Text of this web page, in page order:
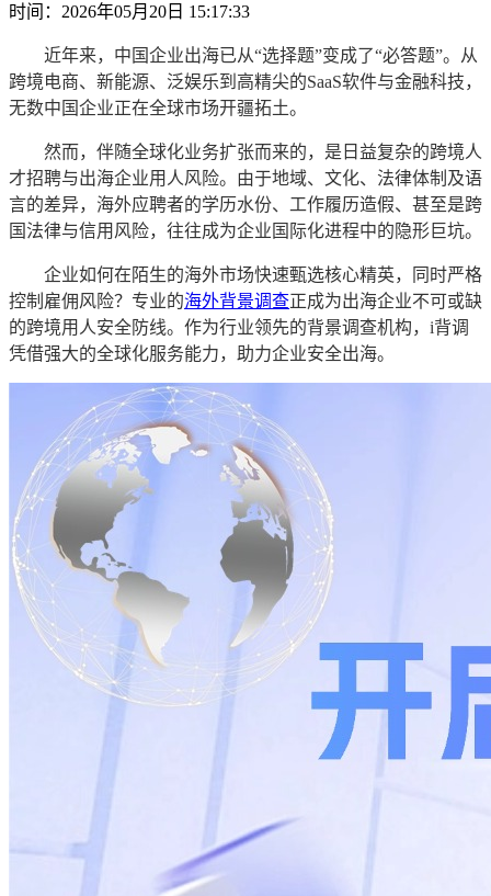
时间：2026年05月20日 15:17:33
近年来，中国企业出海已从“选择题”变成了“必答题”。从
跨境电商、新能源、泛娱乐到高精尖的SaaS软件与金融科技，
无数中国企业正在全球市场开疆拓土。
然而，伴随全球化业务扩张而来的，是日益复杂的跨境人
才招聘与出海企业用人风险。由于地域、文化、法律体制及语
言的差异，海外应聘者的学历水份、工作履历造假、甚至是跨
国法律与信用风险，往往成为企业国际化进程中的隐形巨坑。
企业如何在陌生的海外市场快速甄选核心精英，同时严格
控制雇佣风险？专业的海外背景调查正成为出海企业不可或缺
的跨境用人安全防线。作为行业领先的背景调查机构，i背调
凭借强大的全球化服务能力，助力企业安全出海。